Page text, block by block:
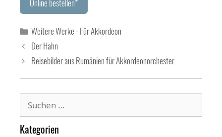
Online bestellen*
Kategorien
Weitere Werke - Für Akkordeon
Der Hahn
Reisebilder aus Rumänien für Akkordeonorchester
nach:
Kategorien